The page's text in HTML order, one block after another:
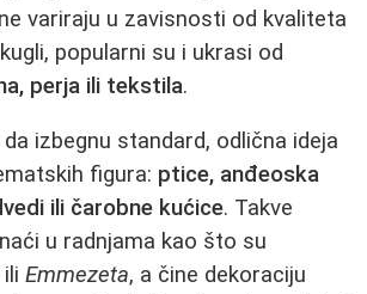
variraju u zavisnosti od kvaliteta
popularni su i ukrasi od
perja ili tekstila.
izbegnu standard, odlična ideja
figura: ptice, anđeoska
ili čarobne kućice. Takve
u radnjama kao što su
ili Emmezeta, a čine dekoraciju